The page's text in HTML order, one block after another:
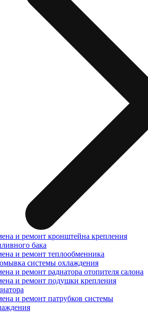
и ремонт кронштейна крепления
бака
и ремонт теплообменника
системы охлаждения
и ремонт радиатора отопителя салона
и ремонт подушки крепления
и ремонт патрубков системы